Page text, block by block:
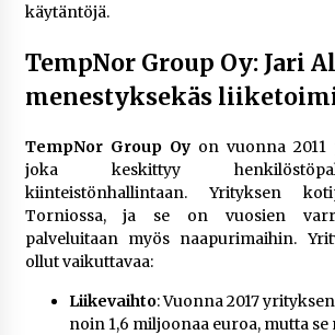
Uutisankkuri Jan
huhut
Pamela Anderson ikä, ura ja
4 viikkoa sitten
10 euron talletuskasinot ja
4 viikkoa sitten
käytäntöjä.
TempNor Group Oy: Jari
menestyksekäs
TempNor Group Oyon vuonna 2011
joka keskittyy
kiinteistönhallintaan. Yrityksen
Torniossa, ja se on vuosien
palveluitaan myös naapurimaihin.
ollut vaikuttavaa:
Liikevaihto: Vuonna 2017
noin 1,6 miljoonaa euroa, mutta se